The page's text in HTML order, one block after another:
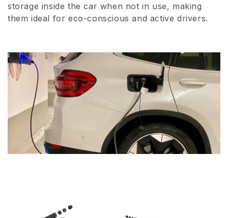
n
:
storage inside the car when not in use, making
them ideal for eco-conscious and active drivers.